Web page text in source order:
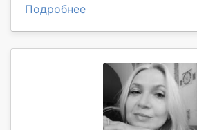
Подробнее